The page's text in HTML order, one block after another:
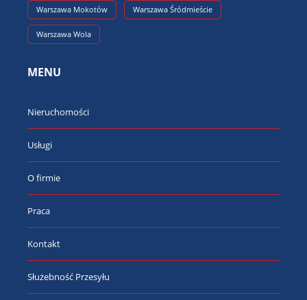
Warszawa Mokotów Warszawa Śródmieście
Warszawa Wola
MENU
Nieruchomości
Usługi
O firmie
Praca
Kontakt
Służebność Przesyłu